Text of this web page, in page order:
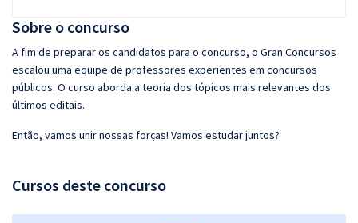
Sobre o concurso
A fim de preparar os candidatos para o concurso, o Gran Concursos
escalou uma equipe de professores experientes em concursos
públicos. O curso aborda a teoria dos tópicos mais relevantes dos
últimos editais.
Então, vamos unir nossas forças! Vamos estudar juntos?
Cursos deste concurso